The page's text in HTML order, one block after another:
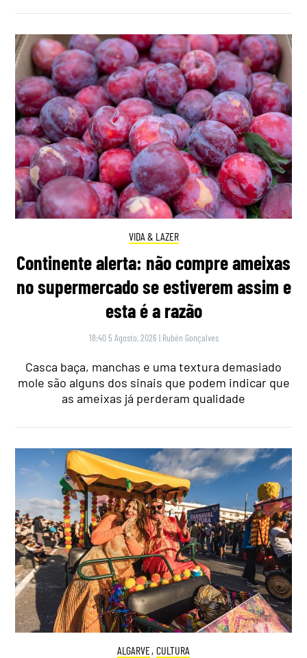
VIDA & LAZER
Continente alerta: não compre ameixas
no supermercado se estiverem assim e
esta é a razão
18:40 5 Agosto, 2026 | Rubén Gonçalves
Casca baça, manchas e uma textura demasiado
mole são alguns dos sinais que podem indicar que
as ameixas já perderam qualidade
ALGARVE, CULTURA